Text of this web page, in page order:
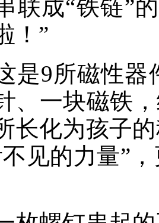
联成“铁链”
！”
9所磁性器件
、一块磁铁
长化为孩子
不见的力量”